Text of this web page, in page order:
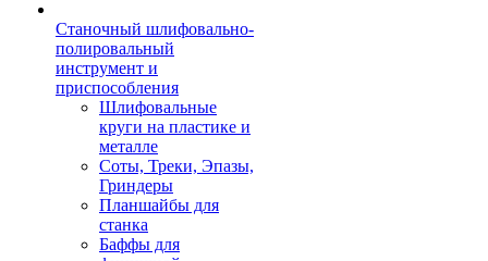
Станочный шлифовально-
полировальный
инструмент и
приспособления
Шлифовальные
круги на пластике и
металле
Соты, Треки, Эпазы,
Гриндеры
Планшайбы для
станка
Баффы для